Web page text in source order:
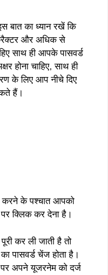
बात का ध्यान रखें कि
और अधिक से
साथ ही आपके पासवर्ड
होना चाहिए, साथ ही
के लिए आप नीचे दिए
हैं।
करने के पश्चात आपको
पर क्लिक कर देना है।
कर ली जाती है तो
पासवर्ड चेंज होता है।
अपने यूजरनेम को दर्ज